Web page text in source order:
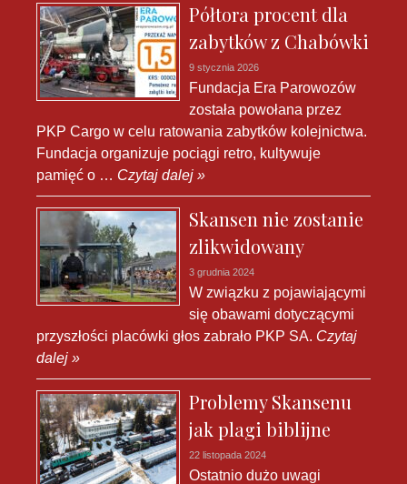
Półtora procent dla
zabytków z Chabówki
9 stycznia 2026
Fundacja Era Parowozów
została powołana przez
PKP Cargo w celu ratowania zabytków kolejnictwa.
Fundacja organizuje pociągi retro, kultywuje
pamięć o … Czytaj dalej »
Skansen nie zostanie
zlikwidowany
3 grudnia 2024
W związku z pojawiającymi
się obawami dotyczącymi
przyszłości placówki głos zabrało PKP SA. Czytaj
dalej »
Problemy Skansenu
jak plagi biblijne
22 listopada 2024
Ostatnio dużo uwagi